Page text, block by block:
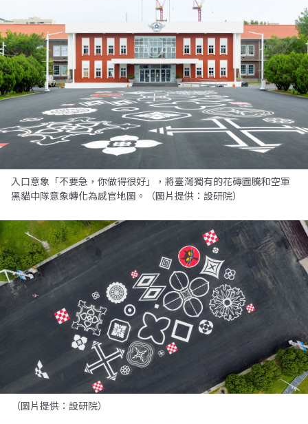
入口意象「不要急，你做得很好」，將臺灣獨有的花磚圖騰和空軍
黑貓中隊意象轉化為感官地圖。（圖片提供：設研院）
（圖片提供：設研院）